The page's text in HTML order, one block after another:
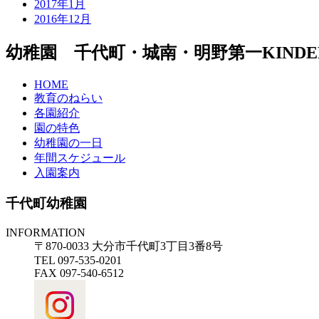
2017年1月
2016年12月
幼稚園 千代町・城南・明野第一
HOME
教育のねらい
各園紹介
園の特色
幼稚園の一日
年間スケジュール
入園案内
千代町幼稚園
INFORMATION
〒870-0033 大分市千代町3丁目3番8号
TEL 097-535-0201
FAX 097-540-6512